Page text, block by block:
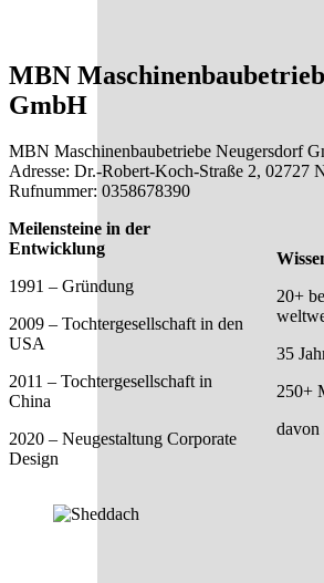
MBN
GmbH
MBN Maschinenbaubetriebe Neugersdorf
Adresse: Dr.-Robert-Koch-Straße 2, 02727
Rufnummer: 0358678390
Meilensteine in der
Entwicklung
1991 – Gründung
2009 – Tochtergesellschaft in den
USA
2011 – Tochtergesellschaft in
China
2020 – Neugestaltung Corporate
Design
20+
35
250+